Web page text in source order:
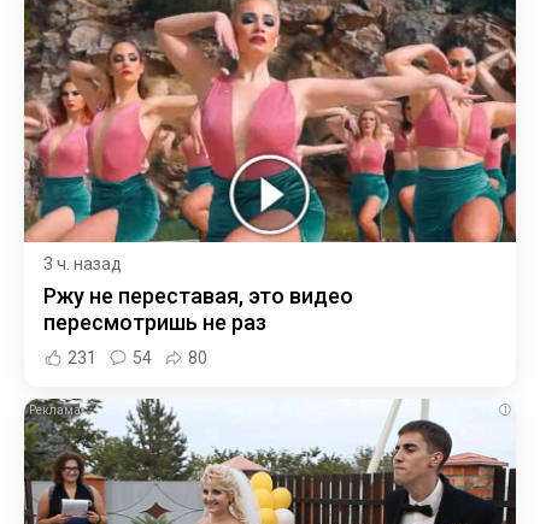
3 ч. назад
Ржу не переставая, это видео
пересмотришь не раз
231 54 80
i